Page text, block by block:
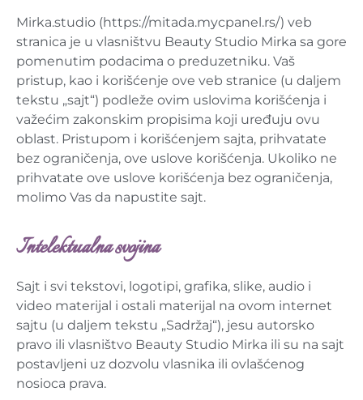
Mirka.studio (https://mitada.mycpanel.rs/) veb
stranica je u vlasništvu Beauty Studio Mirka sa gore
pomenutim podacima o preduzetniku. Vaš
pristup, kao i korišćenje ove veb stranice (u daljem
tekstu „sajt“) podleže ovim uslovima korišćenja i
važećim zakonskim propisima koji uređuju ovu
oblast. Pristupom i korišćenjem sajta, prihvatate
bez ograničenja, ove uslove korišćenja. Ukoliko ne
prihvatate ove uslove korišćenja bez ograničenja,
molimo Vas da napustite sajt.
Intelektualna svojina
Sajt i svi tekstovi, logotipi, grafika, slike, audio i
video materijal i ostali materijal na ovom internet
sajtu (u daljem tekstu „Sadržaj“), jesu autorsko
pravo ili vlasništvo Beauty Studio Mirka ili su na sajt
postavljeni uz dozvolu vlasnika ili ovlašćenog
nosioca prava.